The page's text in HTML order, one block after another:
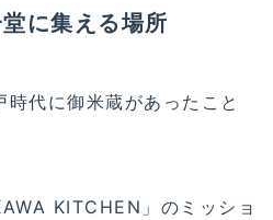
に集える場所
時代に御米蔵があったこと
KITCHEN」のミッショ